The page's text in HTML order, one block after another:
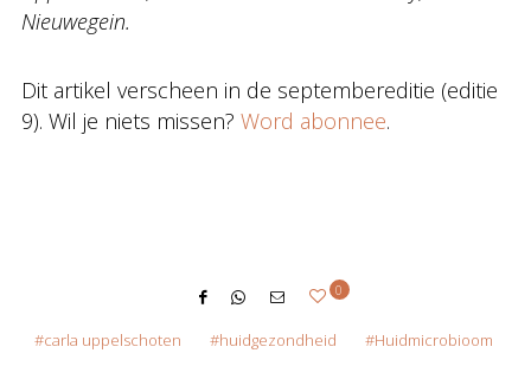
Nieuwegein.
Dit artikel verscheen in de septembereditie (editie
9). Wil je niets missen? Word abonnee.
0
carla uppelschoten huidgezondheid
Huidmicrobioom